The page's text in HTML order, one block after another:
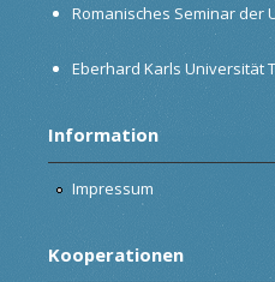
Romanisches Seminar der
Eberhard Karls Universität
Information
Impressum
Kooperationen